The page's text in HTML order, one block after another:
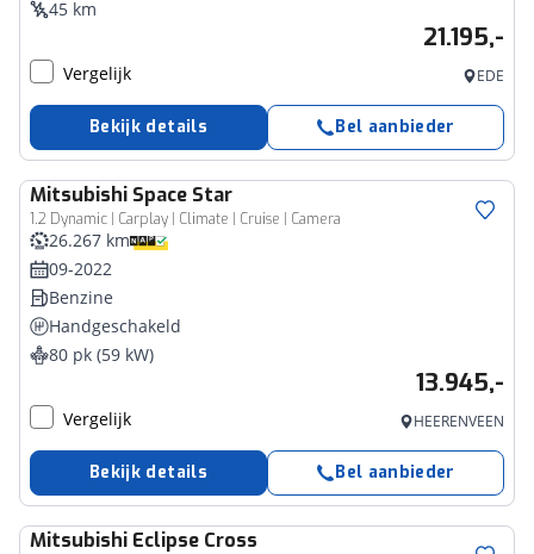
45 km
21.195,-
Vergelijk EDE
Bekijk details Bel aanbieder
Mitsubishi Space Star
1.2 Dynamic | Carplay | Climate | Cruise | Camera
26.267 km
09-2022
Benzine
Handgeschakeld
80 pk (59 kW)
13.945,-
Vergelijk HEERENVEEN
Bekijk details Bel aanbieder
Mitsubishi Eclipse Cross